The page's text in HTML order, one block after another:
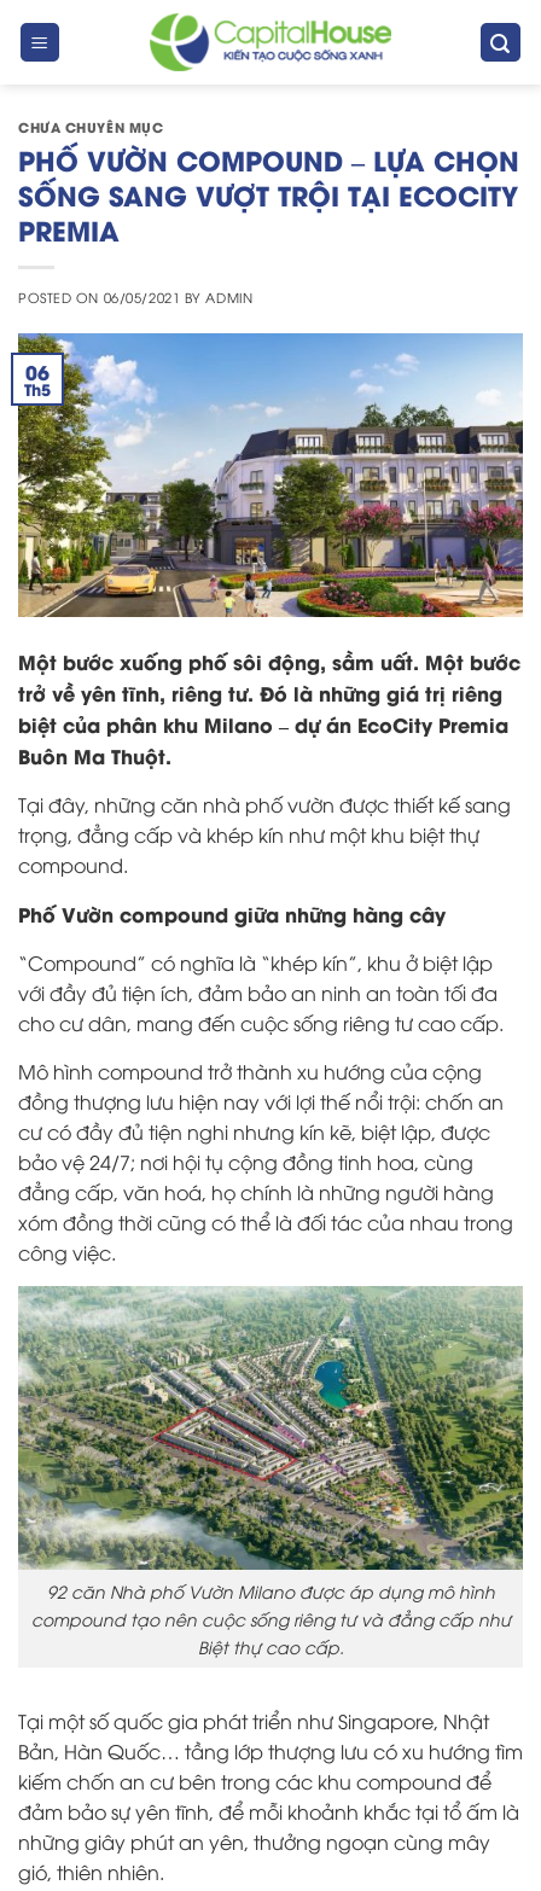
CHƯA CHUYÊN MỤC
PHỐ VƯỜN COMPOUND – LỰA CHỌN
SỐNG SANG VƯỢT TRỘI TẠI ECOCITY
PREMIA
POSTED ON 06/05/2021 BY ADMIN
06
Th5
Một bước xuống phố sôi động, sầm uất. Một bước
trở về yên tĩnh, riêng tư. Đó là những giá trị riêng
biệt của phân khu Milano – dự án EcoCity Premia
Buôn Ma Thuột.
Tại đây, những căn nhà phố vườn được thiết kế sang
trọng, đẳng cấp và khép kín như một khu biệt thự
compound.
Phố Vườn compound giữa những hàng cây
“Compound” có nghĩa là “khép kín”, khu ở biệt lập
với đầy đủ tiện ích, đảm bảo an ninh an toàn tối đa
cho cư dân, mang đến cuộc sống riêng tư cao cấp.
Mô hình compound trở thành xu hướng của cộng
đồng thượng lưu hiện nay với lợi thế nổi trội: chốn an
cư có đầy đủ tiện nghi nhưng kín kẽ, biệt lập, được
bảo vệ 24/7; nơi hội tụ cộng đồng tinh hoa, cùng
đẳng cấp, văn hoá, họ chính là những người hàng
xóm đồng thời cũng có thể là đối tác của nhau trong
công việc.
92 căn Nhà phố Vườn Milano được áp dụng mô hình
compound tạo nên cuộc sống riêng tư và đẳng cấp như
Biệt thự cao cấp.
Tại một số quốc gia phát triển như Singapore, Nhật
Bản, Hàn Quốc… tầng lớp thượng lưu có xu hướng tìm
kiếm chốn an cư bên trong các khu compound để
đảm bảo sự yên tĩnh, để mỗi khoảnh khắc tại tổ ấm là
những giây phút an yên, thưởng ngoạn cùng mây
gió, thiên nhiên.